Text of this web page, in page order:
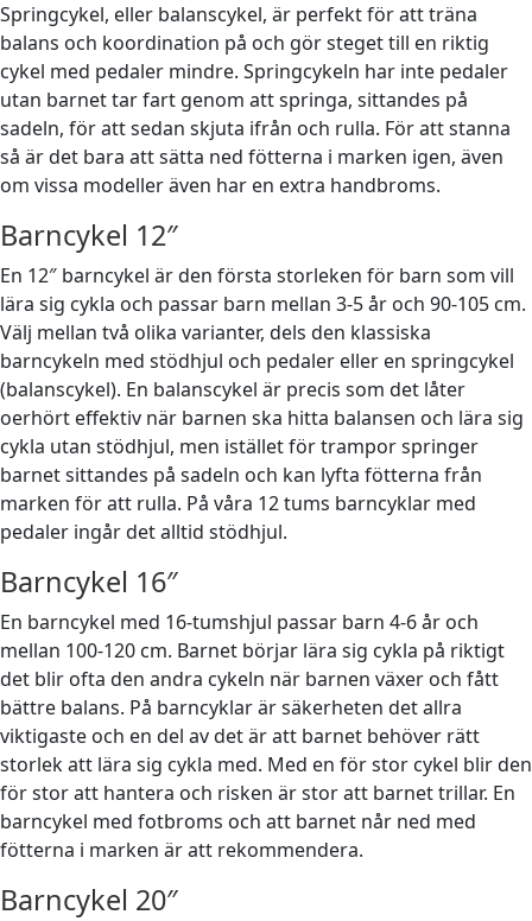
Springcykel, eller balanscykel, är perfekt för att träna
balans och koordination på och gör steget till en riktig
cykel med pedaler mindre. Springcykeln har inte pedaler
utan barnet tar fart genom att springa, sittandes på
sadeln, för att sedan skjuta ifrån och rulla. För att stanna
så är det bara att sätta ned fötterna i marken igen, även
om vissa modeller även har en extra handbroms.
Barncykel 12″
En 12″ barncykel är den första storleken för barn som vill
lära sig cykla och passar barn mellan 3-5 år och 90-105 cm.
Välj mellan två olika varianter, dels den klassiska
barncykeln med stödhjul och pedaler eller en springcykel
(balanscykel). En balanscykel är precis som det låter
oerhört effektiv när barnen ska hitta balansen och lära sig
cykla utan stödhjul, men istället för trampor springer
barnet sittandes på sadeln och kan lyfta fötterna från
marken för att rulla. På våra 12 tums barncyklar med
pedaler ingår det alltid stödhjul.
Barncykel 16″
En barncykel med 16-tumshjul passar barn 4-6 år och
mellan 100-120 cm. Barnet börjar lära sig cykla på riktigt
det blir ofta den andra cykeln när barnen växer och fått
bättre balans. På barncyklar är säkerheten det allra
viktigaste och en del av det är att barnet behöver rätt
storlek att lära sig cykla med. Med en för stor cykel blir den
för stor att hantera och risken är stor att barnet trillar. En
barncykel med fotbroms och att barnet når ned med
fötterna i marken är att rekommendera.
Barncykel 20″